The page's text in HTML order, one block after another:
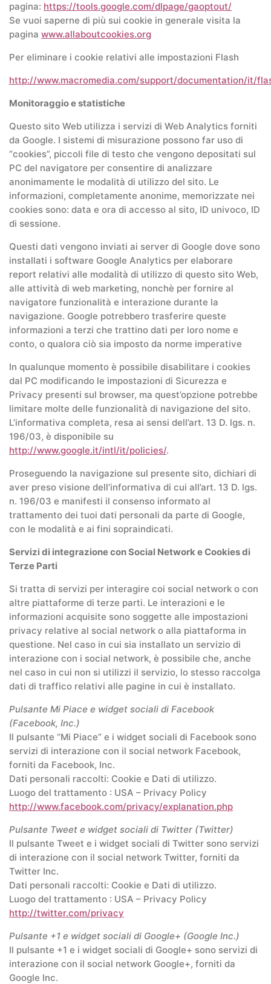
pagina: https://tools.google.com/dlpage/gaoptout/
Se vuoi saperne di più sui cookie in generale visita la
pagina www.allaboutcookies.org
Per eliminare i cookie relativi alle impostazioni Flash
http://www.macromedia.com/support/documentation/it/
Monitoraggio e statistiche
Questo sito Web utilizza i servizi di Web Analytics forniti
da Google. I sistemi di misurazione possono far uso di
“cookies”, piccoli file di testo che vengono depositati sul
PC del navigatore per consentire di analizzare
anonimamente le modalità di utilizzo del sito. Le
informazioni, completamente anonime, memorizzate nei
cookies sono: data e ora di accesso al sito, ID univoco, ID
di sessione.
Questi dati vengono inviati ai server di Google dove sono
installati i software Google Analytics per elaborare
report relativi alle modalità di utilizzo di questo sito Web,
alle attività di web marketing, nonchè per fornire al
navigatore funzionalità e interazione durante la
navigazione. Google potrebbero trasferire queste
informazioni a terzi che trattino dati per loro nome e
conto, o qualora ciò sia imposto da norme imperative
In qualunque momento è possibile disabilitare i cookies
dal PC modificando le impostazioni di Sicurezza e
Privacy presenti sul browser, ma quest’opzione potrebbe
limitare molte delle funzionalità di navigazione del sito.
L’informativa completa, resa ai sensi dell’art. 13 D. lgs. n.
196/03, è disponibile su
http://www.google.it/intl/it/policies/.
Proseguendo la navigazione sul presente sito, dichiari di
aver preso visione dell’informativa di cui all’art. 13 D. lgs.
n. 196/03 e manifesti il consenso informato al
trattamento dei tuoi dati personali da parte di Google,
con le modalità e ai fini sopraindicati.
Servizi di integrazione con Social Network e Cookies di
Terze Parti
Si tratta di servizi per interagire coi social network o con
altre piattaforme di terze parti. Le interazioni e le
informazioni acquisite sono soggette alle impostazioni
privacy relative al social network o alla piattaforma in
questione. Nel caso in cui sia installato un servizio di
interazione con i social network, è possibile che, anche
nel caso in cui non si utilizzi il servizio, lo stesso raccolga
dati di traffico relativi alle pagine in cui è installato.
Pulsante Mi Piace e widget sociali di Facebook
(Facebook, Inc.)
Il pulsante “Mi Piace” e i widget sociali di Facebook sono
servizi di interazione con il social network Facebook,
forniti da Facebook, Inc.
Dati personali raccolti: Cookie e Dati di utilizzo.
Luogo del trattamento : USA – Privacy Policy
http://www.facebook.com/privacy/explanation.php
Pulsante Tweet e widget sociali di Twitter (Twitter)
Il pulsante Tweet e i widget sociali di Twitter sono servizi
di interazione con il social network Twitter, forniti da
Twitter Inc.
Dati personali raccolti: Cookie e Dati di utilizzo.
Luogo del trattamento : USA – Privacy Policy
http://twitter.com/privacy
Pulsante +1 e widget sociali di Google+ (Google Inc.)
Il pulsante +1 e i widget sociali di Google+ sono servizi di
interazione con il social network Google+, forniti da
Google Inc.